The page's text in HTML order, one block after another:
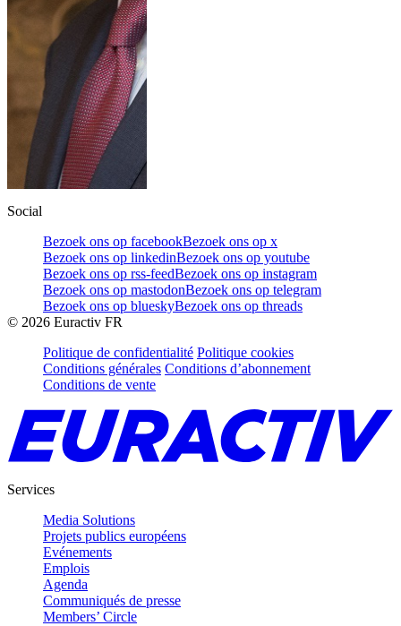
Social
Bezoek ons op facebookBezoek ons op x
Bezoek ons op linkedinBezoek ons op youtube
Bezoek ons op rss-feedBezoek ons op instagram
Bezoek ons op mastodonBezoek ons op telegram
Bezoek ons op blueskyBezoek ons op threads
© 2026 Euractiv FR
Politique de confidentialité Politique cookies
Conditions générales Conditions d’abonnement
Conditions de vente
Services
Media Solutions
Projets publics européens
Evénements
Emplois
Agenda
Communiqués de presse
Members’ Circle